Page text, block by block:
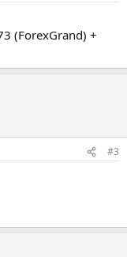
(ForexGrand) +
#3